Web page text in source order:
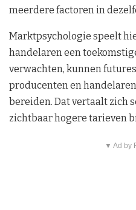
meerdere factoren in
Marktpsychologie speelt
handelaren een
verwachten, kunnen
producenten en
bereiden. Dat vertaalt zich
zichtbaar hogere tarieven
▼ Ad by